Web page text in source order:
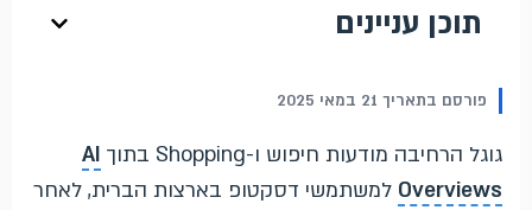
תוכן עניינים
פורסם בתאריך 21 במאי 2025
גוגל הרחיבה מודעות חיפוש ו-Shopping בתוך
AI
Overviews למשתמשי דסקטופ בארצות הברית, לאחר